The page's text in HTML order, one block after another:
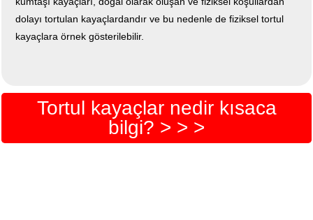
dolayı tortulan kayaçlardandır ve bu nedenle de fiziksel tortul
kayaçlara örnek gösterilebilir.
Tortul kayaçlar nedir kısaca
bilgi? > > >